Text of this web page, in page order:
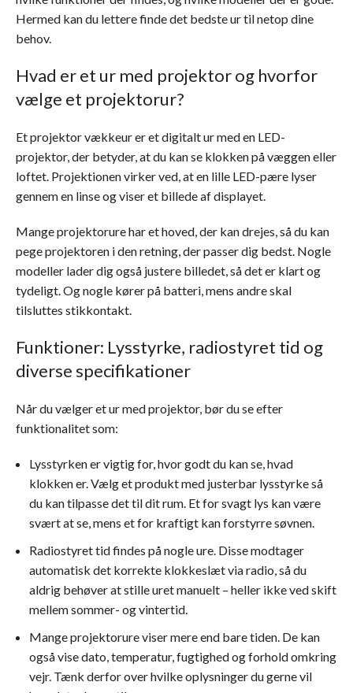
Hermed kan du lettere finde det bedste ur til netop dine
behov.
Hvad er et ur med projektor og hvorfor
vælge et projektorur?
Et projektor vækkeur er et digitalt ur med en LED-
projektor, der betyder, at du kan se klokken på væggen eller
loftet. Projektionen virker ved, at en lille LED-pære lyser
gennem en linse og viser et billede af displayet.
Mange projektorure har et hoved, der kan drejes, så du kan
pege projektoren i den retning, der passer dig bedst. Nogle
modeller lader dig også justere billedet, så det er klart og
tydeligt. Og nogle kører på batteri, mens andre skal
tilsluttes stikkontakt.
Funktioner: Lysstyrke, radiostyret tid og
diverse specifikationer
Når du vælger et ur med projektor, bør du se efter
funktionalitet som:
Lysstyrken er vigtig for, hvor godt du kan se, hvad
klokken er. Vælg et produkt med justerbar lysstyrke så
du kan tilpasse det til dit rum. Et for svagt lys kan være
svært at se, mens et for kraftigt kan forstyrre søvnen.
Radiostyret tid findes på nogle ure. Disse modtager
automatisk det korrekte klokkeslæt via radio, så du
aldrig behøver at stille uret manuelt – heller ikke ved skift
mellem sommer- og vintertid.
Mange projektorure viser mere end bare tiden. De kan
også vise dato, temperatur, fugtighed og forhold omkring
vejr. Tænk derfor over hvilke oplysninger du gerne vil